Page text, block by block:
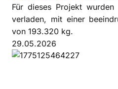
Für dieses Projekt
verladen, mit einer
von 193.320 kg.
29.05.2026